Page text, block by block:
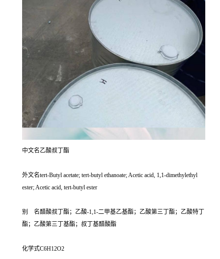
中文名乙酸叔丁酯
外文名tert-Butyl acetate; tert-butyl ethanoate; Acetic acid, 1,1-dimethylethyl
ester; Acetic acid, tert-butyl ester
别 名醋酸叔丁酯；乙酸-1,1-二甲基乙基酯；乙酸第三丁酯；乙酸特丁
酯；乙酸第三丁基酯；叔丁基醋酸酯
化学式C6H12O2